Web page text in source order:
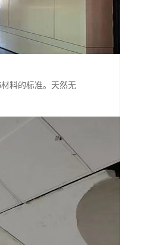
料的标准。天然无